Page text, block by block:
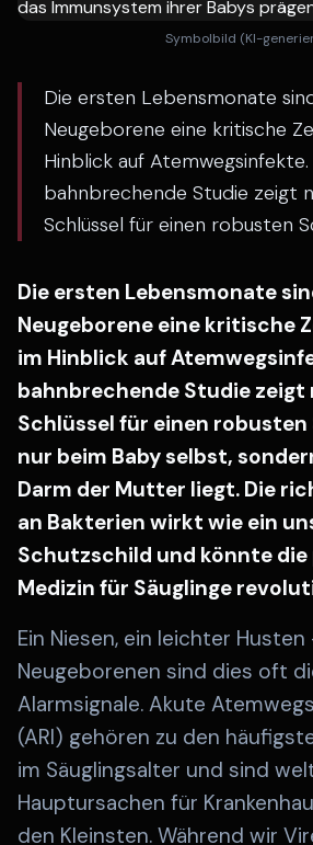
Symbolbild (KI-
Die ersten Lebensmonate
Neugeborene eine kritische
Hinblick auf Atemwegsinfekte.
bahnbrechende Studie zeigt
Schlüssel für einen robusten
Die ersten Lebensmonate
Neugeborene eine kritische
im Hinblick auf
bahnbrechende Studie zeigt
Schlüssel für einen
nur beim Baby selbst,
Darm der Mutter liegt. Die
an Bakterien wirkt wie ein
Schutzschild und könnte
Medizin für Säuglinge
Ein Niesen, ein leichter
Neugeborenen sind dies oft
Alarmsignale. Akute
(ARI) gehören zu den
im Säuglingsalter und sind
Hauptursachen für
den Kleinsten. Während wir